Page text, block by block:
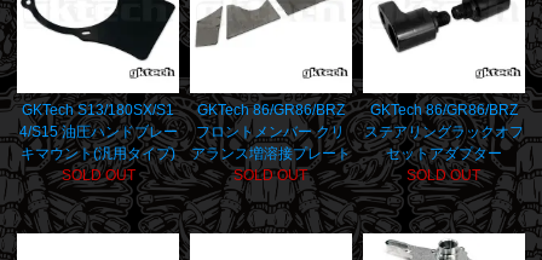
GKTech S13/180SX/S1
4/S15 油圧ハンドブレー
キマウント(汎用タイプ)
SOLD OUT
GKTech 86/GR86/BRZ
フロントメンバー クリ
アランス増溶接プレート
SOLD OUT
GKTech 86/GR86/BRZ
ステアリングラックオフ
セットアダプター
SOLD OUT